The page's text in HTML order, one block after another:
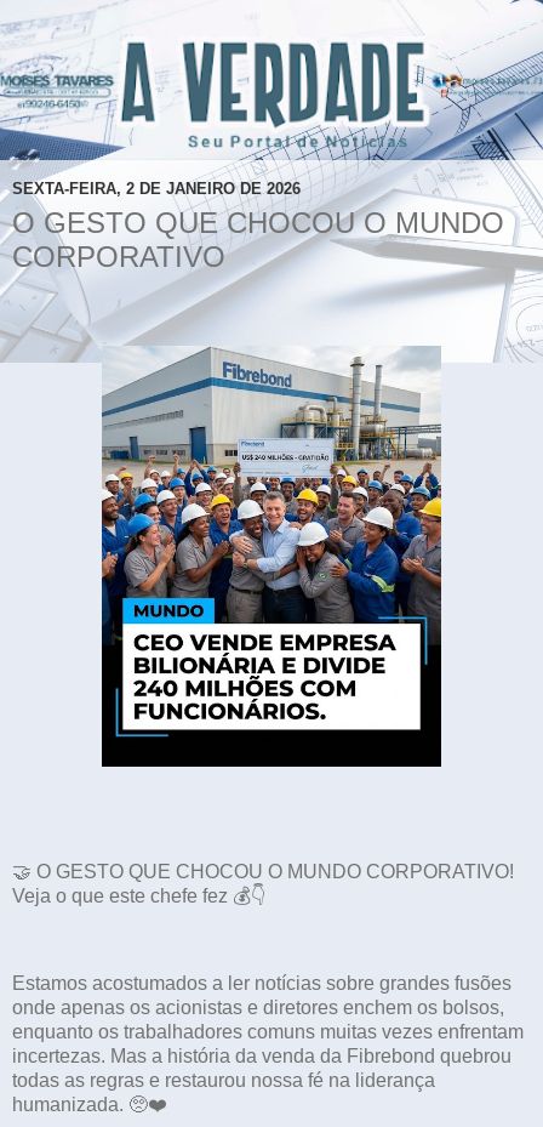
SEXTA-FEIRA, 2 DE JANEIRO DE 2026
O GESTO QUE CHOCOU O MUNDO
CORPORATIVO
🤝 O GESTO QUE CHOCOU O MUNDO CORPORATIVO!
Veja o que este chefe fez 💰👇
Estamos acostumados a ler notícias sobre grandes fusões
onde apenas os acionistas e diretores enchem os bolsos,
enquanto os trabalhadores comuns muitas vezes enfrentam
incertezas. Mas a história da venda da Fibrebond quebrou
todas as regras e restaurou nossa fé na liderança
humanizada. 🥺❤️